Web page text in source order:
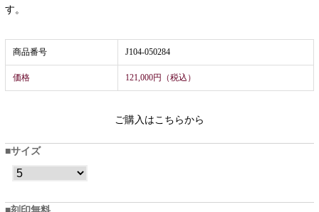
す。
商品番号 J104-050284
価格 121,000円（税込）
ご購入はこちらから
サイズ